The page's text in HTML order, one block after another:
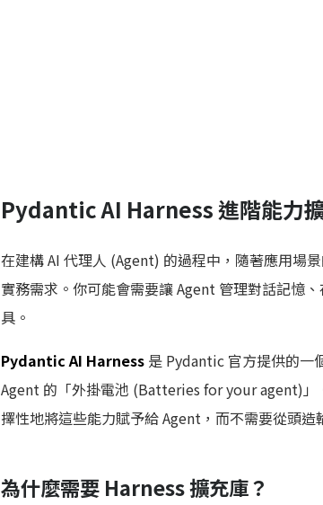
Pydantic AI Harness 進階能力
在建構 AI 代理人 (Agent) 的過程中，隨著應用場
實務需求。你可能會需要讓 Agent 管理對話記憶
具。
Pydantic AI Harness 是 Pydantic 官方提供的
Agent 的「外掛電池 (Batteries for your agent)」
擇性地將這些能力賦予給 Agent，而不需要從頭造
為什麼需要 Harness 擴充庫？